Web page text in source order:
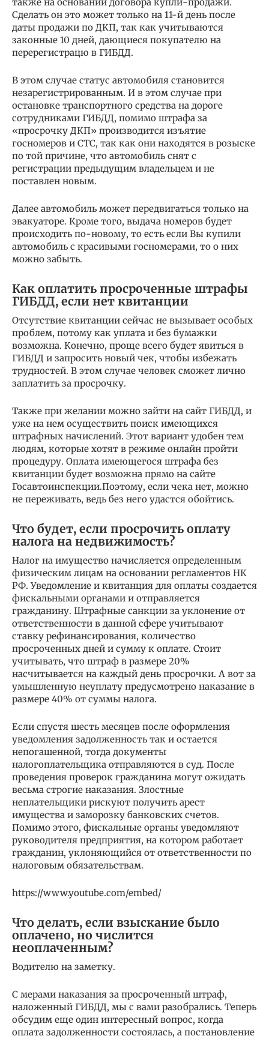
Сделать он это может только на 11-й день после
даты продажи по ДКП, так как учитываются
законные 10 дней, дающиеся покупателю на
перерегистрацю в ГИБДД.
В этом случае статус автомобиля становится
незарегистрированным. И в этом случае при
остановке транспортного средства на дороге
сотрудниками ГИБДД, помимо штрафа за
«просрочку ДКП» производится изъятие
госномеров и СТС, так как они находятся в розыске
по той причине, что автомобиль снят с
регистрации предыдущим владельцем и не
поставлен новым.
Далее автомобиль может передвигаться только на
эвакуаторе. Кроме того, выдача номеров будет
происходить по-новому, то есть если Вы купили
автомобиль с красивыми госномерами, то о них
можно забыть.
Как оплатить просроченные штрафы
ГИБДД, если нет квитанции
Отсутствие квитанции сейчас не вызывает особых
проблем, потому как уплата и без бумажки
возможна. Конечно, проще всего будет явиться в
ГИБДД и запросить новый чек, чтобы избежать
трудностей. В этом случае человек сможет лично
заплатить за просрочку.
Также при желании можно зайти на сайт ГИБДД, и
уже на нем осуществить поиск имеющихся
штрафных начислений. Этот вариант удобен тем
людям, которые хотят в режиме онлайн пройти
процедуру. Оплата имеющегося штрафа без
квитанции будет возможна прямо на сайте
Госавтоинспекции.Поэтому, если чека нет, можно
не переживать, ведь без него удастся обойтись.
Что будет, если просрочить оплату
налога на недвижимость?
Налог на имущество начисляется определенным
физическим лицам на основании регламентов НК
РФ. Уведомление и квитанция для оплаты создается
фискальными органами и отправляется
гражданину. Штрафные санкции за уклонение от
ответственности в данной сфере учитывают
ставку рефинансирования, количество
просроченных дней и сумму к оплате. Стоит
учитывать, что штраф в размере 20%
насчитывается на каждый день просрочки. А вот за
умышленную неуплату предусмотрено наказание в
размере 40% от суммы налога.
Если спустя шесть месяцев после оформления
уведомления задолженность так и остается
непогашенной, тогда документы
налогоплательщика отправляются в суд. После
проведения проверок гражданина могут ожидать
весьма строгие наказания. Злостные
неплательщики рискуют получить арест
имущества и заморозку банковских счетов.
Помимо этого, фискальные органы уведомляют
руководителя предприятия, на котором работает
гражданин, уклоняющийся от ответственности по
налоговым обязательствам.
https://www.youtube.com/embed/
Что делать, если взыскание было
оплачено, но числится
неоплаченным?
Водителю на заметку.
С мерами наказания за просроченный штраф,
наложенный ГИБДД, мы с вами разобрались. Теперь
обсудим еще один интересный вопрос, когда
оплата задолженности состоялась, а постановление